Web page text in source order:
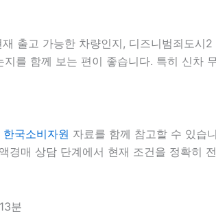
출고 가능한 차량인지, 디즈니범죄도
를 함께 보는 편이 좋습니다. 특히 신
한국소비자원 자료를 함께 참고할 수 있습
경매 상담 단계에서 현재 조건을 정확히
분